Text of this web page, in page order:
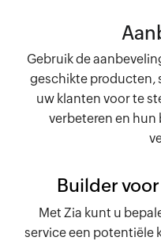
Gebruik de
geschikte producten,
uw klanten voor te
verbeteren en
Builder
Met Zia kunt u
service een potentiële